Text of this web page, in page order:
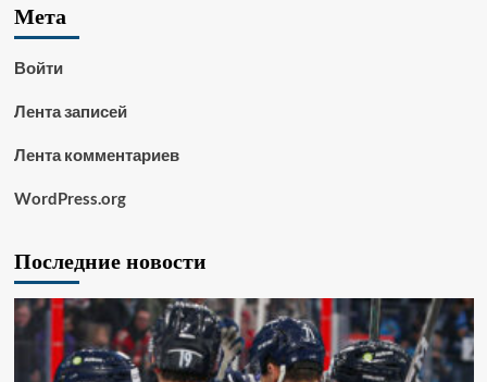
Мета
Войти
Лента записей
Лента комментариев
WordPress.org
Последние новости